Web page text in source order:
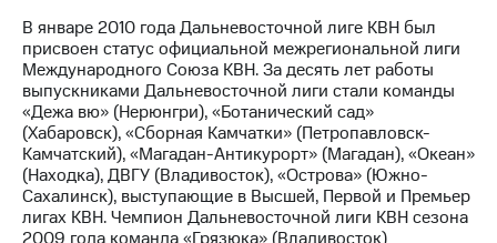
о технологиях
Достижения
Интервью
Финансовая
отчетность
Контакты
В январе 2010 года Дальневосточной лиге КВН был
присвоен статус официальной межрегиональной лиги
Международного Союза КВН. За десять лет работы
выпускниками Дальневосточной лиги стали команды
«Дежа вю» (Нерюнгри), «Ботанический сад»
(Хабаровск), «Сборная Камчатки» (Петропавловск-
Камчатский), «Магадан-Антикурорт» (Магадан), «Океан»
(Находка), ДВГУ (Владивосток), «Острова» (Южно-
Сахалинск), выступающие в Высшей, Первой и Премьер
лигах КВН. Чемпион Дальневосточной лиги КВН сезона